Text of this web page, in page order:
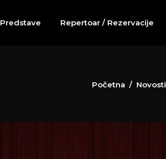
Predstave Repertoar / Rezervacije
Početna / Novosti